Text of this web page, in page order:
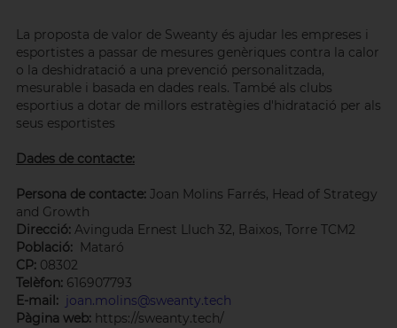
La proposta de valor de Sweanty és ajudar les empreses i
esportistes a passar de mesures genèriques contra la calor
o la deshidratació a una prevenció personalitzada,
mesurable i basada en dades reals. També als clubs
esportius a dotar de millors estratègies d'hidratació per als
seus esportistes
Dades de contacte:
Persona de contacte: Joan Molins Farrés, Head of Strategy
and Growth
Direcció: Avinguda Ernest Lluch 32, Baixos, Torre TCM2
Població: Mataró
CP: 08302
Telèfon:616907793
E-mail: joan.molins@sweanty.tech
Pàgina web:https://sweanty.tech/